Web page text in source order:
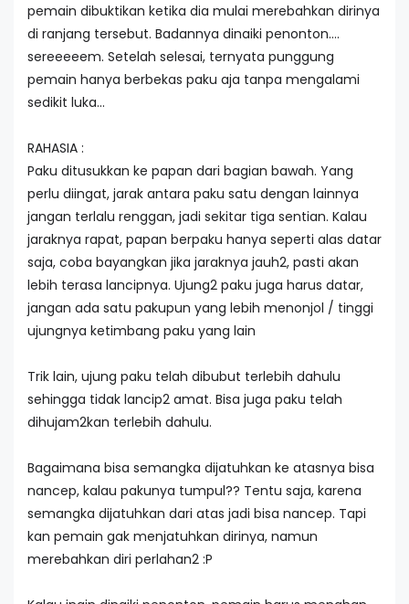
pemain dibuktikan ketika dia mulai merebahkan dirinya
di ranjang tersebut. Badannya dinaiki penonton….
sereeeeem. Setelah selesai, ternyata punggung
pemain hanya berbekas paku aja tanpa mengalami
sedikit luka…
RAHASIA :
Paku ditusukkan ke papan dari bagian bawah. Yang
perlu diingat, jarak antara paku satu dengan lainnya
jangan terlalu renggan, jadi sekitar tiga sentian. Kalau
jaraknya rapat, papan berpaku hanya seperti alas datar
saja, coba bayangkan jika jaraknya jauh2, pasti akan
lebih terasa lancipnya. Ujung2 paku juga harus datar,
jangan ada satu pakupun yang lebih menonjol / tinggi
ujungnya ketimbang paku yang lain
Trik lain, ujung paku telah dibubut terlebih dahulu
sehingga tidak lancip2 amat. Bisa juga paku telah
dihujam2kan terlebih dahulu.
Bagaimana bisa semangka dijatuhkan ke atasnya bisa
nancep, kalau pakunya tumpul?? Tentu saja, karena
semangka dijatuhkan dari atas jadi bisa nancep. Tapi
kan pemain gak menjatuhkan dirinya, namun
merebahkan diri perlahan2 :P